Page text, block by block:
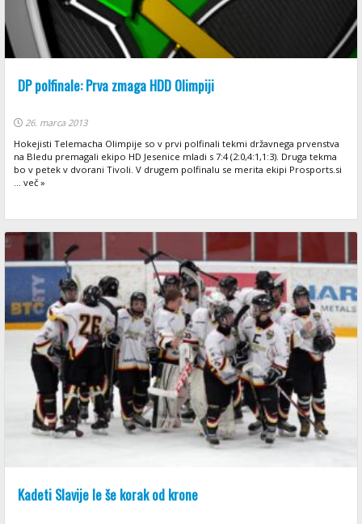
DP polfinale: Prva zmaga HDD Olimpiji
26. marca 2013
Hokejisti Telemacha Olimpije so v prvi polfinali tekmi državnega prvenstva
na Bledu premagali ekipo HD Jesenice mladi s 7:4 (2:0,4:1,1:3). Druga tekma
bo v petek v dvorani Tivoli. V drugem polfinalu se merita ekipi Prosports.si
... več »
Kadeti Slavije le še korak od krone